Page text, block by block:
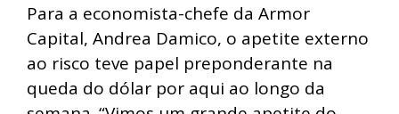
Para a economista-chefe da Armor
Capital, Andrea Damico, o apetite externo
ao risco teve papel preponderante na
queda do dólar por aqui ao longo da